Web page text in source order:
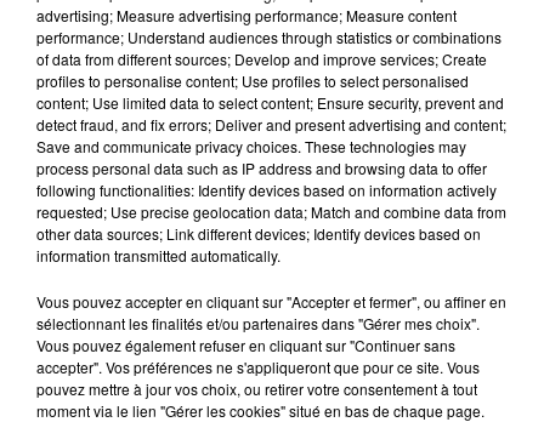
Incendie au Mont-Boron : deux jeunes condamnés à six mois de
prison...
advertising; Measure advertising performance; Measure content
performance; Understand audiences through statistics or combinations
of data from different sources; Develop and improve services; Create
profiles to personalise content; Use profiles to select personalised
content; Use limited data to select content; Ensure security, prevent and
detect fraud, and fix errors; Deliver and present advertising and content;
Save and communicate privacy choices. These technologies may
process personal data such as IP address and browsing data to offer
following functionalities: Identify devices based on information actively
requested; Use precise geolocation data; Match and combine data from
other data sources; Link different devices; Identify devices based on
information transmitted automatically.
Vous pouvez accepter en cliquant sur "Accepter et fermer", ou affiner en
sélectionnant les finalités et/ou partenaires dans "Gérer mes choix".
Vous pouvez également refuser en cliquant sur "Continuer sans
accepter". Vos préférences ne s'appliqueront que pour ce site. Vous
pouvez mettre à jour vos choix, ou retirer votre consentement à tout
moment via le lien "Gérer les cookies" situé en bas de chaque page.